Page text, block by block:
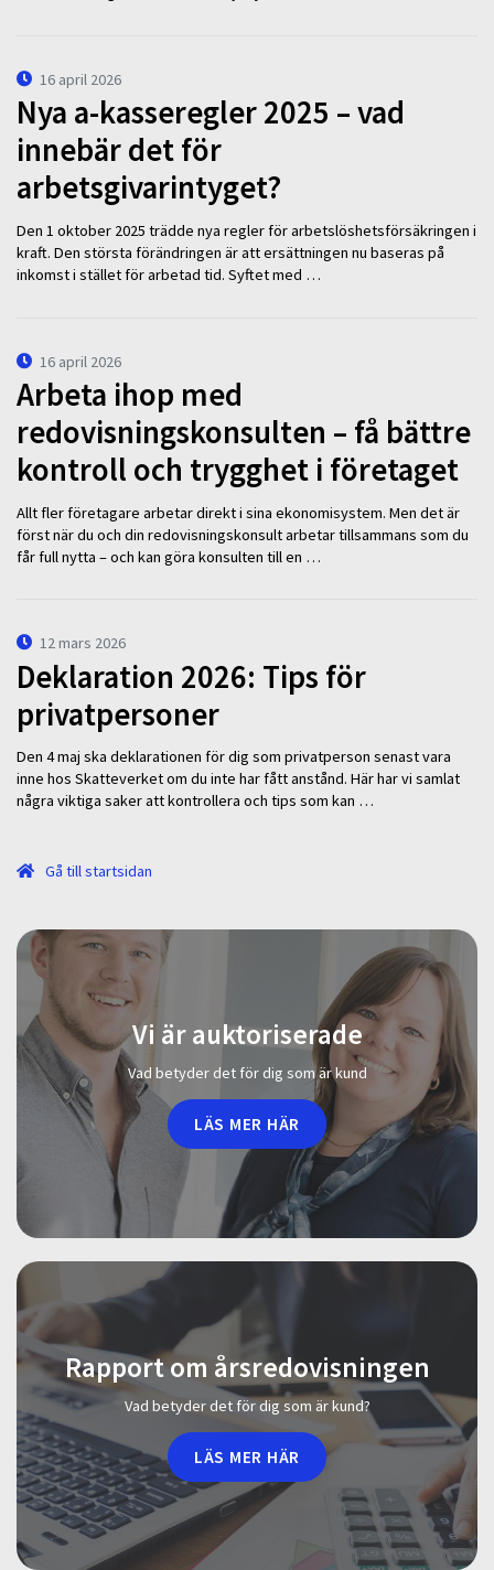
16 april 2026
Nya a-kasseregler 2025 – vad
innebär det för
arbetsgivarintyget?
Den 1 oktober 2025 trädde nya regler för arbetslöshetsförsäkringen i
kraft. Den största förändringen är att ersättningen nu baseras på
inkomst i stället för arbetad tid. Syftet med …
16 april 2026
Arbeta ihop med
redovisningskonsulten – få bättre
kontroll och trygghet i företaget
Allt fler företagare arbetar direkt i sina ekonomisystem. Men det är
först när du och din redovisningskonsult arbetar tillsammans som du
får full nytta – och kan göra konsulten till en …
12 mars 2026
Deklaration 2026: Tips för
privatpersoner
Den 4 maj ska deklarationen för dig som privatperson senast vara
inne hos Skatteverket om du inte har fått anstånd. Här har vi samlat
några viktiga saker att kontrollera och tips som kan …
Gå till startsidan
Vi är auktoriserade
Vad betyder det för dig som är kund
LÄS MER HÄR
Rapport om årsredovisningen
Vad betyder det för dig som är kund?
LÄS MER HÄR